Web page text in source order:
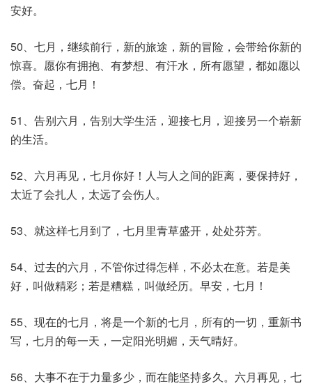
安好。
50、七月，继续前行，新的旅途，新的冒险，会带给你新的
惊喜。愿你有拥抱、有梦想、有汗水，所有愿望，都如愿以
偿。奋起，七月！
51、告别六月，告别大学生活，迎接七月，迎接另一个崭新
的生活。
52、六月再见，七月你好！人与人之间的距离，要保持好，
太近了会扎人，太远了会伤人。
53、就这样七月到了，七月里青草盛开，处处芬芳。
54、过去的六月，不管你过得怎样，不必太在意。若是美
好，叫做精彩；若是糟糕，叫做经历。早安，七月！
55、现在的七月，将是一个新的七月，所有的一切，重新书
写，七月的每一天，一定阳光明媚，天气晴好。
56、大事不在于力量多少，而在能坚持多久。六月再见，七